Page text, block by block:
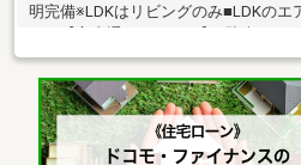
明完備※LDKはリビングのみ■LDKのエ
の敷地■LDK18帖超の開放的なリビン
式キッチンには食器洗乾燥機・浄水
ーゼットなど全居室収納付き■浴室乾
■駅まで平坦なアプローチで通勤・通
分圏内の子育てしやすい住環境